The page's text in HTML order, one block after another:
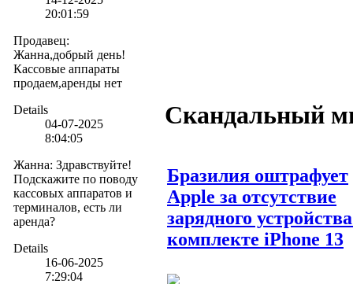
20:01:59
Продавец:
Жанна,добрый день!
Кассовые аппараты
продаем,аренды нет
Details
04-07-2025
8:04:05
Жанна: Здравствуйте!
Подскажите по поводу
кассовых аппаратов и
терминалов, есть ли
аренда?
Details
16-06-2025
7:29:04
Скандальный
Бразилия оштрафует
Apple за отсутствие
зарядного
комплекте iPhone 13